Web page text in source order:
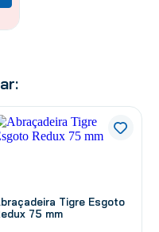
Tigre Esgoto
75 mm